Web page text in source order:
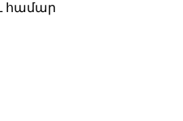
համար